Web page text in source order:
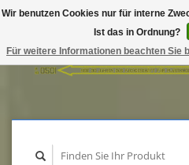
Wir benutzen Cookies nur für interne
Ist das in Ordnung?
Für weitere Informationen beachten Sie